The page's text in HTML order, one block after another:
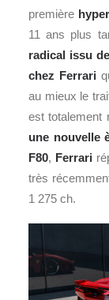
première
11 ans plus
radical issu
chez Ferrari
au mieux le
est totalement
une nouvelle
F80, Ferrari
très
1 275 ch.